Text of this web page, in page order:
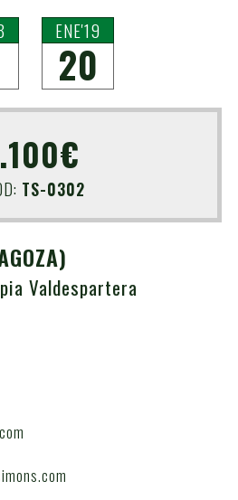
ENE'19
20
TS-0302
Valdespartera